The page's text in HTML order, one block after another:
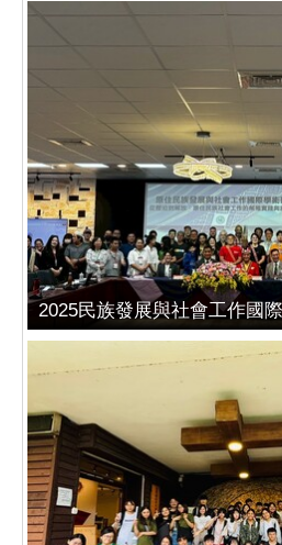
2025民族發展與社會工作國